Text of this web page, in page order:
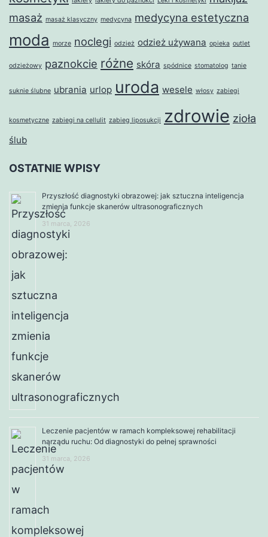
masaż masaż klasyczny medycyna medycyna estetyczna
moda morze noclegi odzież odzież używana opieka outlet
odzieżowy paznokcie różne skóra spódnice stomatolog tanie
suknie ślubne ubrania urlop uroda wesele włosy zabiegi
kosmetyczne zabiegi na cellulit zabieg liposukcji zdrowie zioła
ślub
OSTATNIE WPISY
Przyszłość diagnostyki obrazowej: jak sztuczna inteligencja
zmienia funkcje skanerów ultrasonograficznych
31 marca, 2026
Leczenie pacjentów w ramach kompleksowej rehabilitacji
narządu ruchu: Od diagnostyki do pełnej sprawności
31 marca, 2026